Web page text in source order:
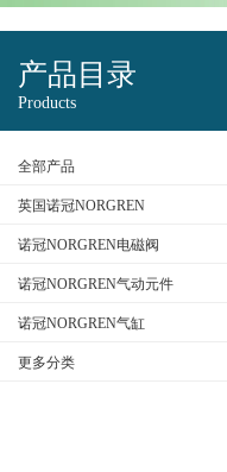
产品目录
Products
全部产品
英国诺冠NORGREN
诺冠NORGREN电磁阀
诺冠NORGREN气动元件
诺冠NORGREN气缸
更多分类